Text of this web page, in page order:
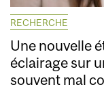
RECHERCHE
Une nouvelle
éclairage sur
souvent mal